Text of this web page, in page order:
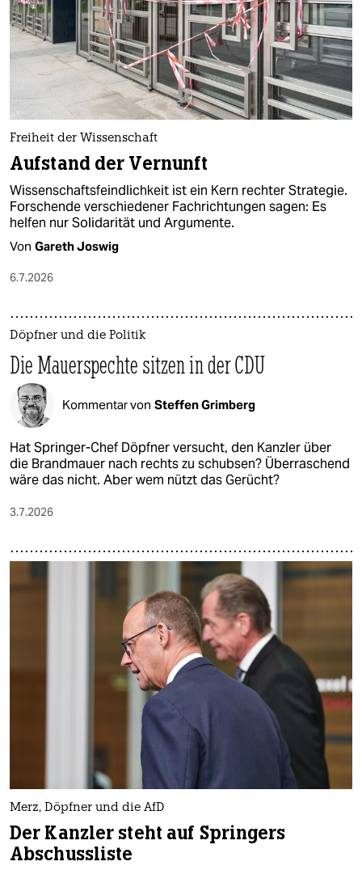
Freiheit der Wissenschaft
Aufstand der Vernunft
Wissenschaftsfeindlichkeit ist ein Kern rechter Strategie.
Forschende verschiedener Fachrichtungen sagen: Es
helfen nur Solidarität und Argumente.
Von Gareth Joswig
6.7.2026
Döpfner und die Politik
Die Mauerspechte sitzen in der CDU
Kommentar von Steffen Grimberg
Hat Springer-Chef Döpfner versucht, den Kanzler über
die Brandmauer nach rechts zu schubsen? Überraschend
wäre das nicht. Aber wem nützt das Gerücht?
3.7.2026
Merz, Döpfner und die AfD
Der Kanzler steht auf Springers
Abschussliste